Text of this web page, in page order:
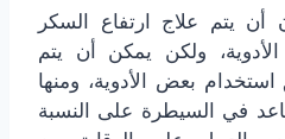
يتم علاج ارتفاع السكر
ولكن يمكن أن يتم
بعض الأدوية، ومنها
في السيطرة على النسبة